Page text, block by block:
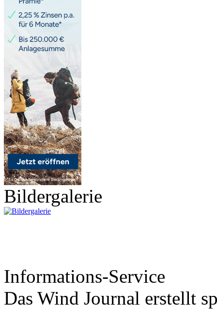
Bildergalerie
Informations-Service
Das Wind Journal erstellt